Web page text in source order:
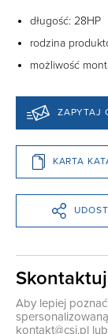
długość: 28HP
rodzina
możliwość
ZAPYTAJ
KARTA
Aby lepiej
kontakt@csi.pl